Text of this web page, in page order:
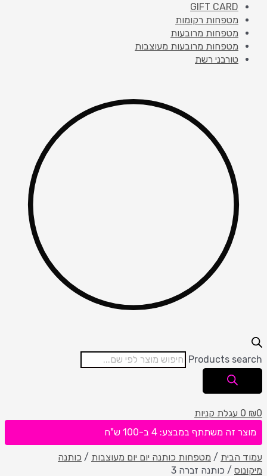
GIFT CARD
מטפחות רקומות
מטפחות מרובעות
מטפחות מרובעות מעוצבות
טורבני רשת
Products search
₪0
0 עגלת קניות
מוצר זה משתתף במבצע: 4 ב-100 ש"ח
עמוד הבית / מטפחות כותנה יום יום מעוצבות / כותנה
מיקונוס / כותנה זברה 3